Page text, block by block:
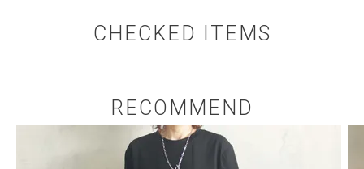
CHECKED ITEMS
RECOMMEND